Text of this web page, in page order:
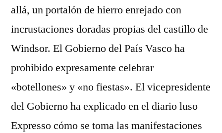
allá, un portalón de hierro enrejado con
incrustaciones doradas propias del castillo de
Windsor. El Gobierno del País Vasco ha
prohibido expresamente celebrar
«botellones» y «no fiestas». El vicepresidente
del Gobierno ha explicado en el diario luso
Expresso cómo se toma las manifestaciones